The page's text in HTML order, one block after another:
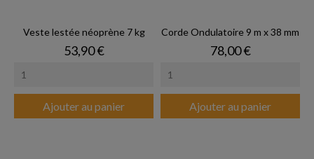
Veste lestée néoprène 7 kg
Prix
53,90 €
Ajouter au panier
Corde Ondulatoire 9 m x 38 mm
Prix
78,00 €
Ajouter au panier